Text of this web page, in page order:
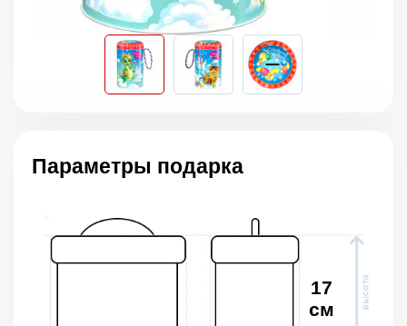
Параметры подарка
17
см